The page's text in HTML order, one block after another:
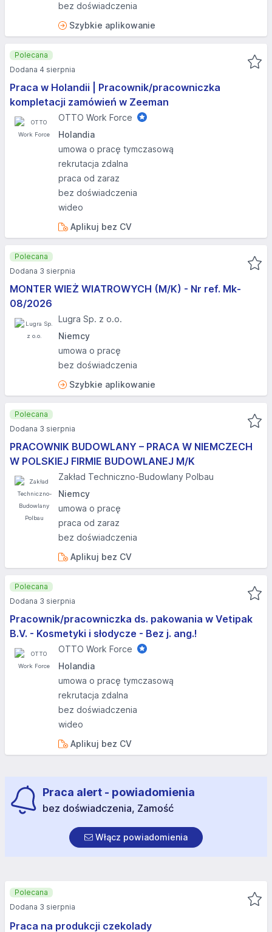
bez doświadczenia
Szybkie aplikowanie
Praca w Holandii | Pracownik/pracowniczka
kompletacji zamówień w Zeeman
OTTO Work Force
Holandia
umowa o pracę tymczasową
rekrutacja zdalna
praca od zaraz
bez doświadczenia
wideo
Aplikuj bez CV
Polecana
Dodana 4 sierpnia
MONTER WIEŻ WIATROWYCH (M/K) - Nr ref. Mk-
08/2026
Lugra Sp. z o.o.
Niemcy
umowa o pracę
bez doświadczenia
Szybkie aplikowanie
Polecana
Dodana 3 sierpnia
PRACOWNIK BUDOWLANY – PRACA W NIEMCZECH
W POLSKIEJ FIRMIE BUDOWLANEJ M/K
Zakład Techniczno-Budowlany Polbau
Niemcy
umowa o pracę
praca od zaraz
bez doświadczenia
Aplikuj bez CV
Polecana
Dodana 3 sierpnia
Pracownik/pracowniczka ds. pakowania w Vetipak
B.V. - Kosmetyki i słodycze - Bez j. ang.!
OTTO Work Force
Holandia
umowa o pracę tymczasową
rekrutacja zdalna
bez doświadczenia
wideo
Aplikuj bez CV
Polecana
Dodana 3 sierpnia
Praca alert - powiadomienia
bez doświadczenia, Zamość
Włącz powiadomienia
Praca na produkcji czekolady
Polecana
Dodana 3 sierpnia